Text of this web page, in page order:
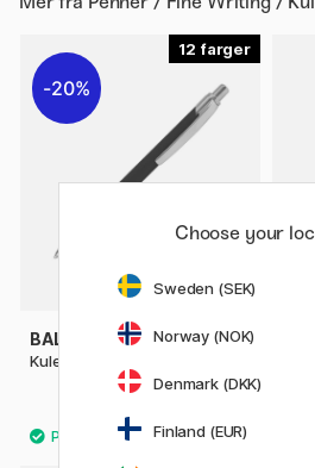
12
20%
BALLOGRAF
Kulepenn Rondo Soft
Choose your
Sweden (SEK)
Norway (NOK)
Denmark (DKK)
Finland (EUR)